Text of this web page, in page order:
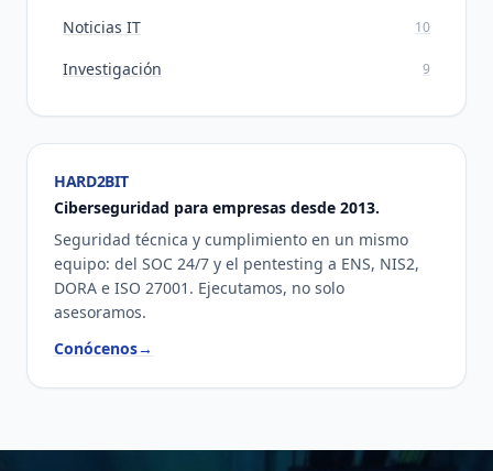
Noticias IT 10
Investigación 9
HARD2BIT
Ciberseguridad para empresas desde 2013.
Seguridad técnica y cumplimiento en un mismo
equipo: del SOC 24/7 y el pentesting a ENS, NIS2,
DORA e ISO 27001. Ejecutamos, no solo
asesoramos.
Conócenos→